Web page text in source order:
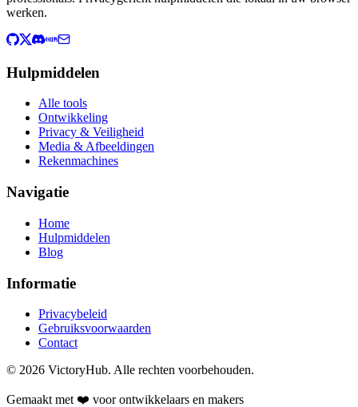
werken.
Hulpmiddelen
Alle tools
Ontwikkeling
Privacy & Veiligheid
Media & Afbeeldingen
Rekenmachines
Navigatie
Home
Hulpmiddelen
Blog
Informatie
Privacybeleid
Gebruiksvoorwaarden
Contact
© 2026 VictoryHub. Alle rechten voorbehouden.
Gemaakt met ❤️ voor ontwikkelaars en makers